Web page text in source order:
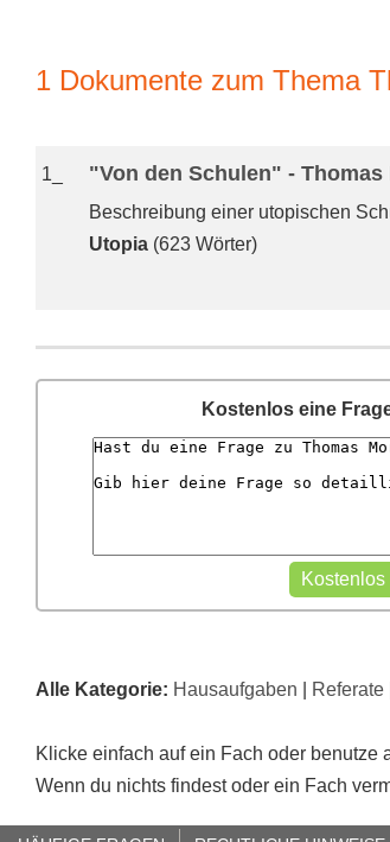
1 Dokumente zum Thema
1_ "Von den Schulen" -
Beschreibung einer utopischen
Utopia (623 Wörter)
Kostenlos eine
Alle Kategorie: Hausaufgaben Referate
Klicke einfach auf ein Fach oder benutze
Wenn du nichts findest oder ein Fach